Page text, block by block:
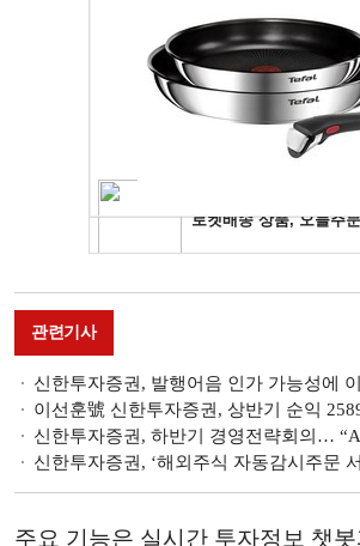
관련기사
신한투자증권, 발행어음 인가 가능성에
이선훈號 신한투자증권, 상반기 순익 2589억원 전년비 25%↑…자기매매·IB 인수
신한투자증권, 하반기 경영전략회의… “AI 내
신한투자증권, ‘해외주식 자동감시주문
주요 기능은 실시간 투자정보 챗봇